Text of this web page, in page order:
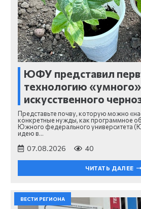
ЮФУ представил
технологию «умного»
искусственного
Представьте почву, которую можно
конкретные нужды, как программное
Южного федерального университета
идею в…
07.08.2026 40
ЧИТАТЬ ДАЛЕЕ
ВЕСТИ РЕГИОНА